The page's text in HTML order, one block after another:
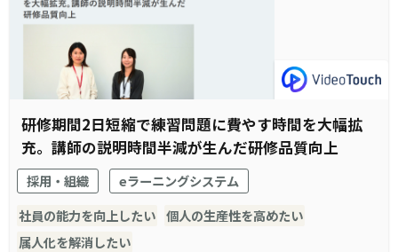
研修期間2日短縮で練習問題に費やす時間を大幅拡
充。講師の説明時間半減が生んだ研修品質向上
採用・組織
eラーニングシステム
社員の能力を向上したい 個人の生産性を高めたい
属人化を解消したい